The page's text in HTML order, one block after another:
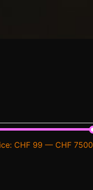
CHF 99 — CHF 7500